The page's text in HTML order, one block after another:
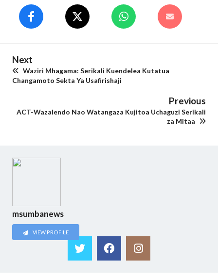
Next
Waziri Mhagama: Serikali Kuendelea Kutatua
Changamoto Sekta Ya Usafirishaji
Previous
ACT-Wazalendo Nao Watangaza Kujitoa Uchaguzi Serikali
za Mitaa
msumbanews
VIEW PROFILE